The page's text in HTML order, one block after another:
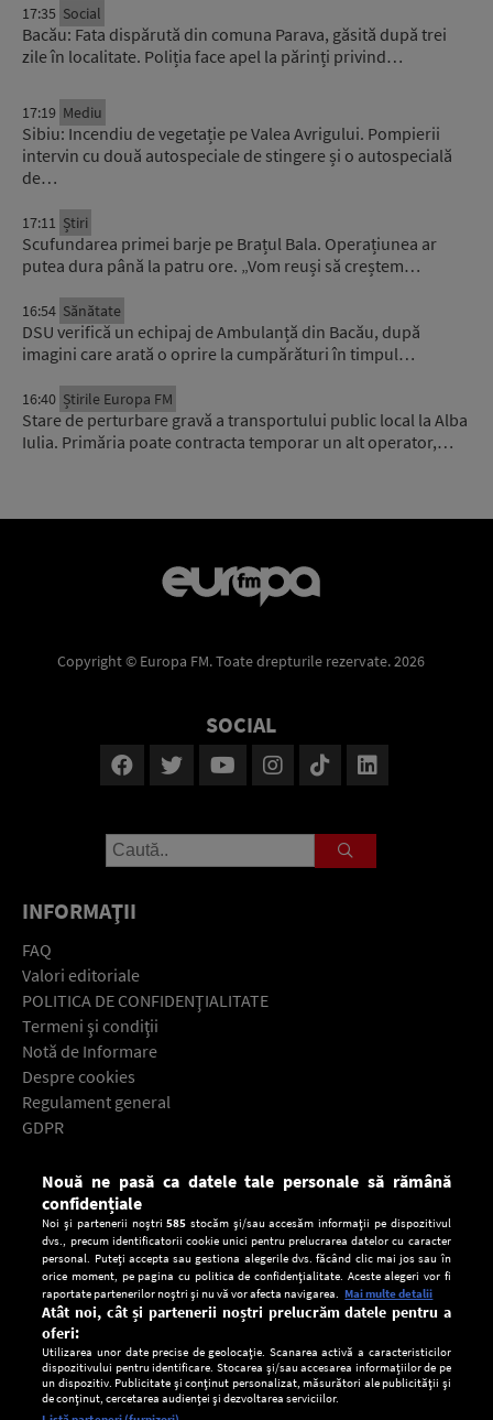
17:35 Social
Bacău: Fata dispărută din comuna Parava, găsită după trei
zile în localitate. Poliția face apel la părinți privind…
17:19 Mediu
Sibiu: Incendiu de vegetație pe Valea Avrigului. Pompierii
intervin cu două autospeciale de stingere și o autospecială
de…
17:11 Știri
Scufundarea primei barje pe Brațul Bala. Operațiunea ar
putea dura până la patru ore. „Vom reuși să creștem…
16:54 Sănătate
DSU verifică un echipaj de Ambulanță din Bacău, după
imagini care arată o oprire la cumpărături în timpul…
16:40 Știrile Europa FM
Stare de perturbare gravă a transportului public local la Alba
Iulia. Primăria poate contracta temporar un alt operator,…
Copyright © Europa FM. Toate drepturile rezervate. 2026
SOCIAL
INFORMAŢII
FAQ
Valori editoriale
POLITICA DE CONFIDENŢIALITATE
Termeni şi condiţii
Notă de Informare
Despre cookies
Regulament general
GDPR
Descarcă gratuit aplicaţia Europa FM pentru smartphone:
Nouă ne pasă ca datele tale personale să rămână
confidențiale
Noi și partenerii noștri585 stocăm și/sau accesăm informații pe dispozitivul
dvs., precum identificatorii cookie unici pentru prelucrarea datelor cu caracter
personal. Puteți accepta sau gestiona alegerile dvs. făcând clic mai jos sau în
orice moment, pe pagina cu politica de confidențialitate. Aceste alegeri vor fi
raportate partenerilor noștri și nu vă vor afecta navigarea. Mai multe detalii
Atât noi, cât și partenerii noștri prelucrăm datele pentru a
oferi:
Utilizarea unor date precise de geolocație. Scanarea activă a caracteristicilor
dispozitivului pentru identificare. Stocarea și/sau accesarea informațiilor de pe
un dispozitiv. Publicitate și conținut personalizat, măsurători ale publicității și
de conținut, cercetarea audienței și dezvoltarea serviciilor.